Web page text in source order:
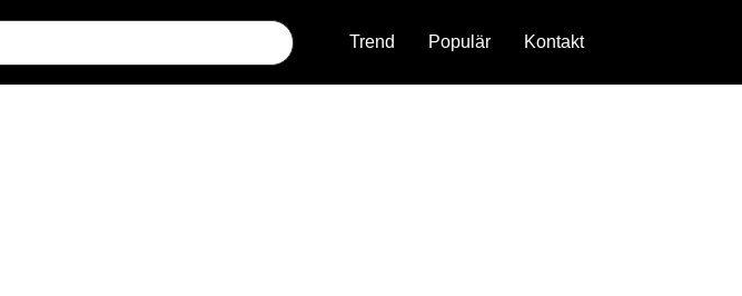
Trend Populär Kontakt